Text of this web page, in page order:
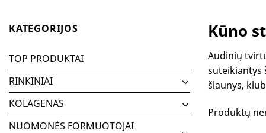
KATEGORIJOS
TOP PRODUKTAI
RINKINIAI
KOLAGENAS
NUOMONĖS FORMUOTOJAI
Kūno
Audinių
suteikiantys
šlaunys,
Produktų